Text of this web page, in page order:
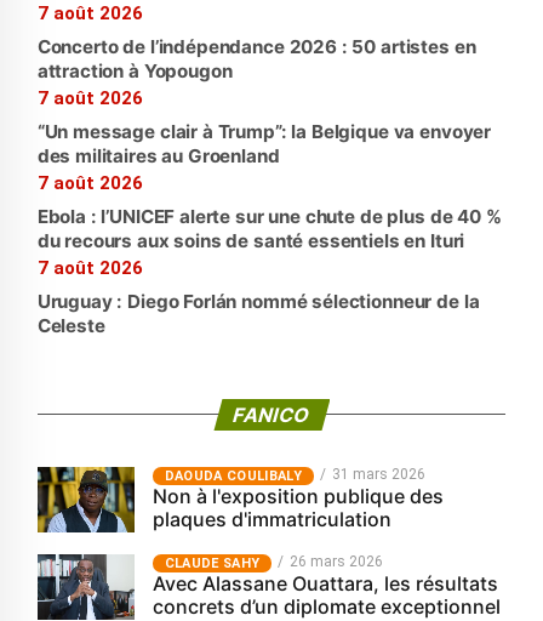
7 août 2026
Concerto de l’indépendance 2026 : 50 artistes en
attraction à Yopougon
7 août 2026
“Un message clair à Trump”: la Belgique va envoyer
des militaires au Groenland
7 août 2026
Ebola : l’UNICEF alerte sur une chute de plus de 40 %
du recours aux soins de santé essentiels en Ituri
7 août 2026
Uruguay : Diego Forlán nommé sélectionneur de la
Celeste
FANICO
‎DAOUDA COULIBALY 31 mars 2026
Non à l'exposition publique des
plaques d'immatriculation
CLAUDE SAHY 26 mars 2026
Avec Alassane Ouattara, les résultats
concrets d’un diplomate exceptionnel